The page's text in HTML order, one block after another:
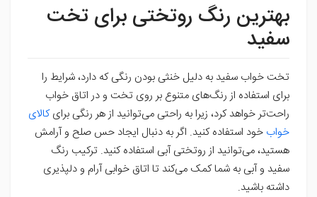
بهترین رنگ روتختی برای تخت
سفید
تخت خواب سفید به دلیل خنثی بودن رنگی که دارد، شرایط را
برای استفاده از رنگ‌های متنوع بر روی تخت و در اتاق خواب
راحت‌تر خواهد کرد، زیرا به راحتی می‌توانید از هر رنگی برای کالای
خواب خود استفاده کنید. اگر به دنبال ایجاد حس صلح و آرامش
هستید، می‌توانید از روتختی آبی استفاده کنید. ترکیب رنگ
سفید و آبی به شما کمک می‌کند تا اتاق خوابی آرام و دلپذیری
داشته باشید.